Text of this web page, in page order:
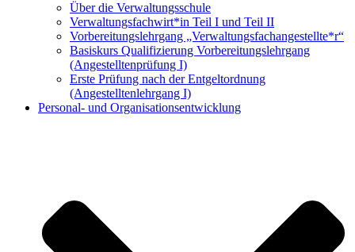
Über die Verwaltungsschule
Verwaltungs­fachwirt*in Teil I und Teil II
Vorbereitungs­lehrgang „Verwaltungsfach­angestellte*r“
Basiskurs Qualifizierung Vorbereitungs­lehrgang
(Angestellten­prüfung I)
Erste Prüfung nach der Entgeltordnung
(Angestelltenlehrgang I)
Personal- und Organisationsentwicklung